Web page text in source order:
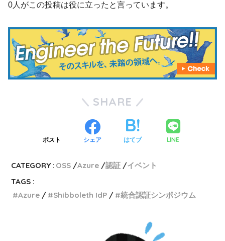
0人がこの投稿は役に立ったと言っています。
SHARE
ポスト シェア はてブ LINE
CATEGORY : OSS Azure 認証
イベント
TAGS :
Azure
Shibboleth IdP 統合認証シンポジウム